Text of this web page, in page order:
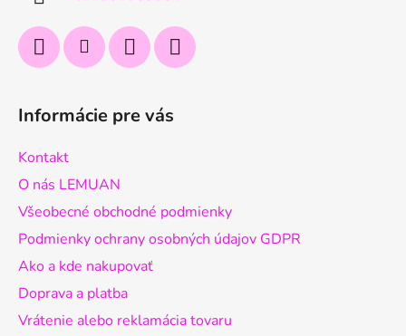
Informácie pre vás
Kontakt
O nás LEMUAN
Všeobecné obchodné podmienky
Podmienky ochrany osobných údajov GDPR
Ako a kde nakupovať
Doprava a platba
Vrátenie alebo reklamácia tovaru